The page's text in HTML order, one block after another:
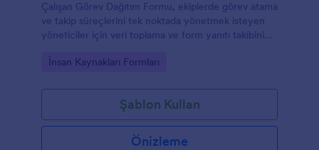
Çalışan Görev Dağıtım Formu, ekiplerde görev atama
ve takip süreçlerini tek noktada yönetmek isteyen
yöneticiler için veri toplama ve form yanıtı takibini
Go to Category:
İnsan Kaynakları Formları
Şablon Kullan
Önizleme